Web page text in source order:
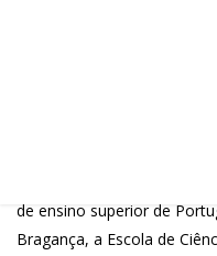
acreditada pela Fundação
de ensino superior de
Bragança, a Escola de